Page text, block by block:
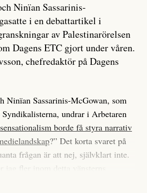
Ninïan Sassarinis-
i en debattartikel i
av Palestinarörelsen
Dagens ETC gjort under våren.
chefredaktör på Dagens
Ninïan Sassarinis-McGowan, som
undrar i Arbetaren
sensationalism borde få styra narrativ
?” Det korta svaret på
frågan är att nej, självklart inte.
fler inom detta vänsterns